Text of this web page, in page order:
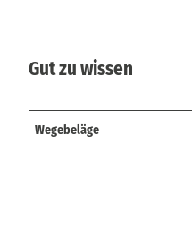
Gut zu wissen
Wegebeläge